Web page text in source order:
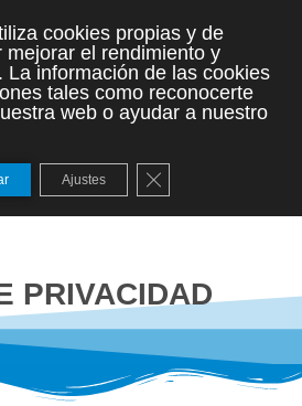
PRIVACIDAD
cookies propias y de
el rendimiento y
La información de las cookies
tales como reconocerte
web o ayudar a nuestro
Ajustes Cerrar el banner de